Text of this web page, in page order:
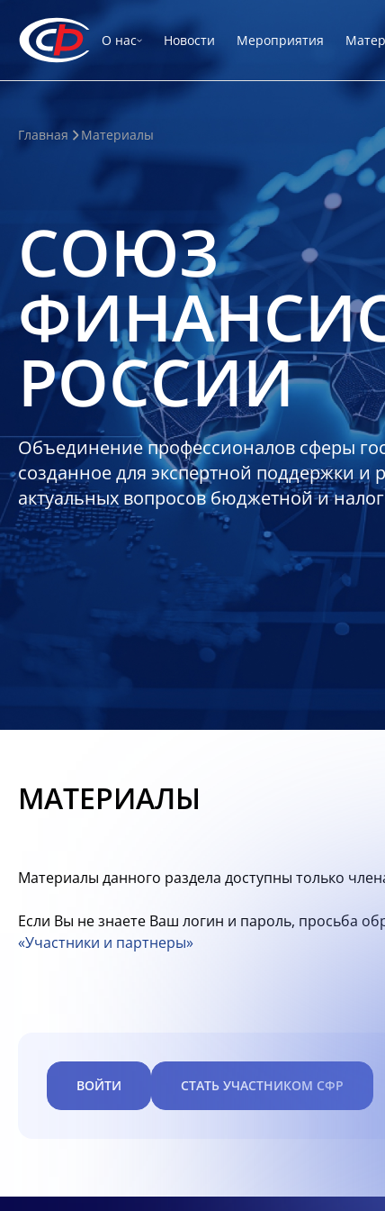
О нас Новости Мероприятия
Главная Материалы
СОЮЗ
РОССИИ
Объединение профессионалов сферы
созданное для экспертной поддержки и
актуальных вопросов бюджетной и
МАТЕРИАЛЫ
Материалы данного раздела доступны только
Если Вы не знаете Ваш логин и пароль, просьба
«Участники и партнеры»
ВОЙТИ СТАТЬ УЧАСТНИКОМ СФР